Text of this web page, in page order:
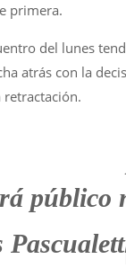
primera.
del lunes
atrás con la
retractación.
público